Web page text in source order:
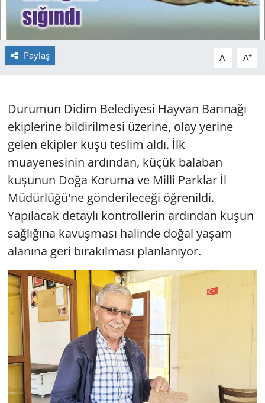
Paylaş A- A+
Durumun Didim Belediyesi Hayvan Barınağı
ekiplerine bildirilmesi üzerine, olay yerine
gelen ekipler kuşu teslim aldı. İlk
muayenesinin ardından, küçük balaban
kuşunun Doğa Koruma ve Milli Parklar İl
Müdürlüğü'ne gönderileceği öğrenildi.
Yapılacak detaylı kontrollerin ardından kuşun
sağlığına kavuşması halinde doğal yaşam
alanına geri bırakılması planlanıyor.
SPOR
Yerel